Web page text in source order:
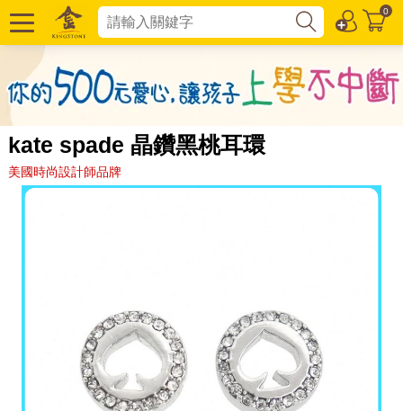
0
kate spade 晶鑽黑桃耳環
美國時尚設計師品牌